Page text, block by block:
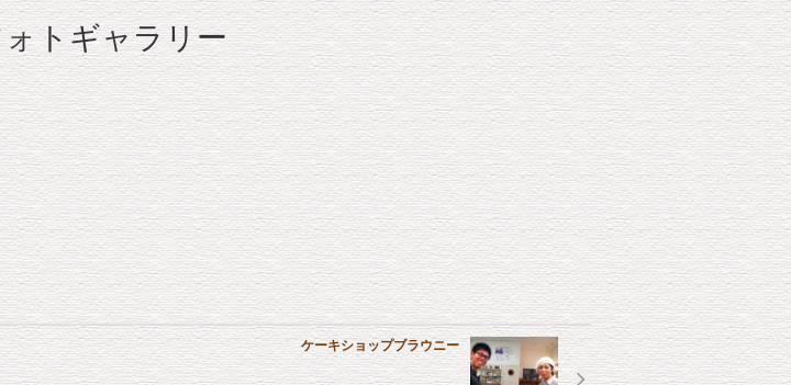
トギャラリー
ケーキショップブラウニー